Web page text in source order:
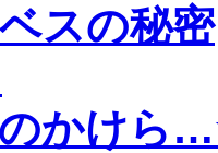
スの秘密
かけら